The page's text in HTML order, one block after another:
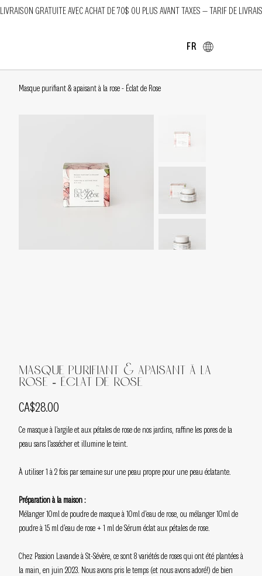
LIVRAISON GRATUITE AVEC ACHAT DE 70$ OU PLUS AVANT TAXES — TARIF DE
FR
Masque purifiant & apaisant à la rose - Éclat de Rose
Masque purifiant & apaisant à la
rose - Éclat de Rose
Price
CA$28.00
Ce masque à l'argile et aux pétales de rose de nos jardins, raffine les pores de la
peau sans l'assécher et illumine le teint.
À utiliser 1 à 2 fois par semaine sur une peau propre pour une peau éclatante.
Préparation à la maison :
Mélanger 10ml de poudre de masque à 10ml d'eau de rose, ou mélanger 10ml de
poudre à 15 ml d'eau de rose + 1 ml de Sérum éclat aux pétales de rose.
Chez Passion Lavande à St-Sévère, ce sont 8 variétés de roses qui ont été plantées à
la main, en juin 2023. Nous avons pris le temps (et nous avons adoré!) de bien